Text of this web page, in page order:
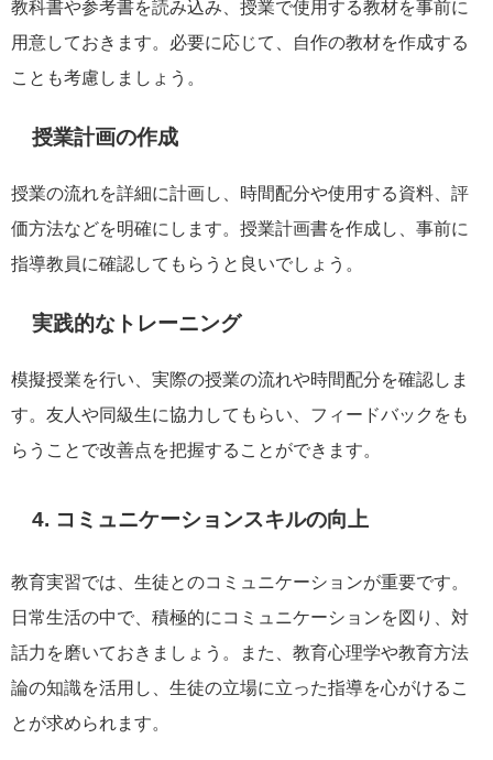
教科書や参考書を読み込み、授業で使用する教材を事前に
用意しておきます。必要に応じて、自作の教材を作成する
ことも考慮しましょう。
授業計画の作成
授業の流れを詳細に計画し、時間配分や使用する資料、評
価方法などを明確にします。授業計画書を作成し、事前に
指導教員に確認してもらうと良いでしょう。
実践的なトレーニング
模擬授業を行い、実際の授業の流れや時間配分を確認しま
す。友人や同級生に協力してもらい、フィードバックをも
らうことで改善点を把握することができます。
4. コミュニケーションスキルの向上
教育実習では、生徒とのコミュニケーションが重要です。
日常生活の中で、積極的にコミュニケーションを図り、対
話力を磨いておきましょう。また、教育心理学や教育方法
論の知識を活用し、生徒の立場に立った指導を心がけるこ
とが求められます。